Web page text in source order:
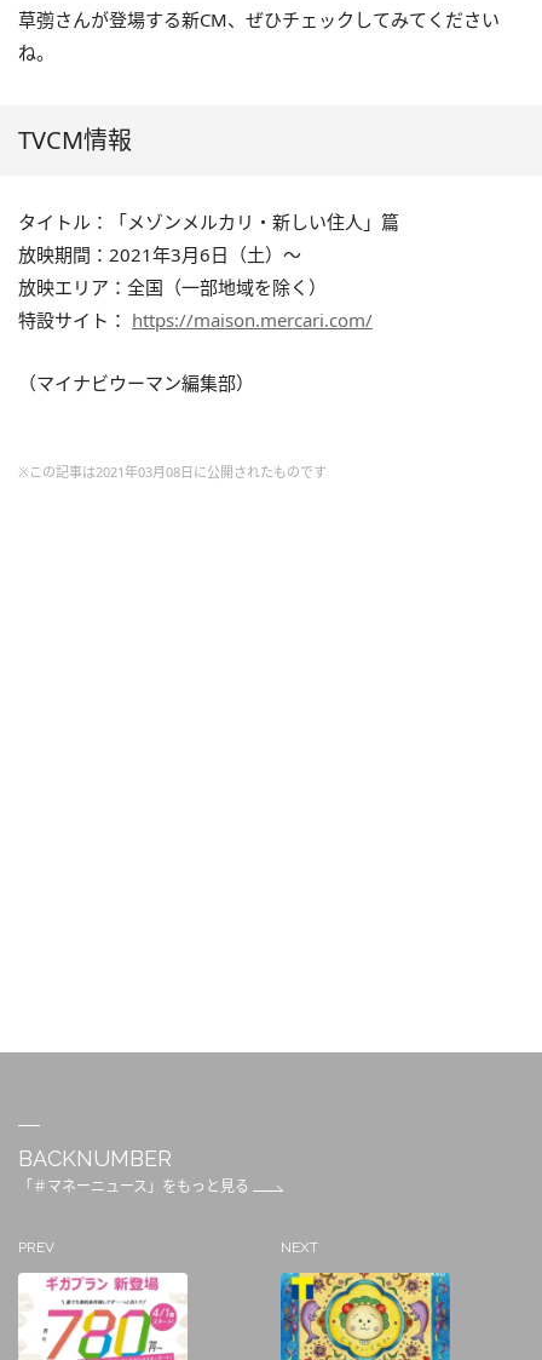
草彅さんが登場する新CM、ぜひチェックしてみてください
ね。
TVCM情報
タイトル：「メゾンメルカリ・新しい住人」篇
放映期間：2021年3月6日（土）～
放映エリア：全国（一部地域を除く）
特設サイト： https://maison.mercari.com/
（マイナビウーマン編集部）
※この記事は2021年03月08日に公開されたものです
BACKNUMBER
「＃マネーニュース」をもっと見る
PREV NEXT